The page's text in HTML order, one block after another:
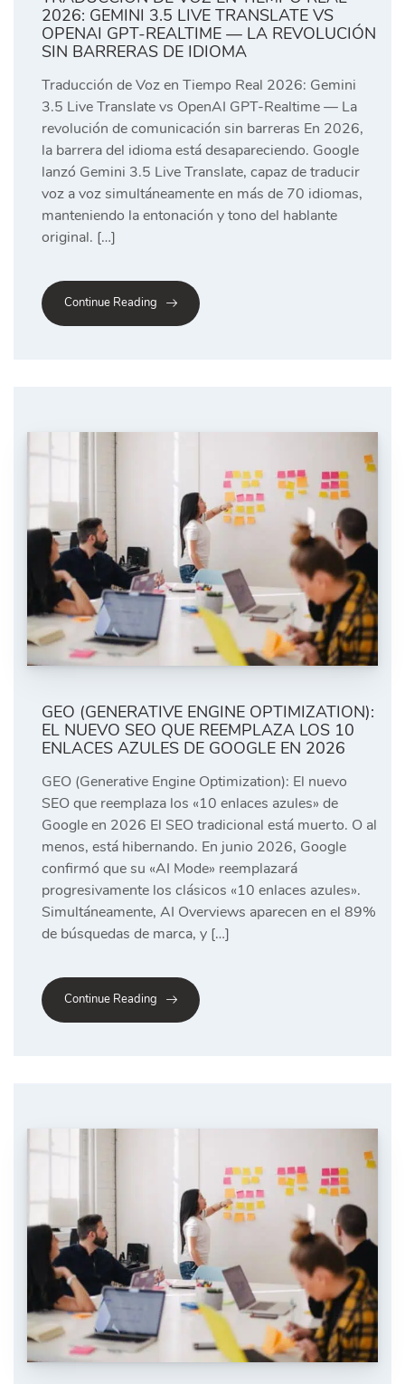
2026: GEMINI 3.5 LIVE TRANSLATE VS
OPENAI GPT-REALTIME — LA REVOLUCIÓN
SIN BARRERAS DE IDIOMA
Traducción de Voz en Tiempo Real 2026: Gemini
3.5 Live Translate vs OpenAI GPT-Realtime — La
revolución de comunicación sin barreras En 2026,
la barrera del idioma está desapareciendo. Google
lanzó Gemini 3.5 Live Translate, capaz de traducir
voz a voz simultáneamente en más de 70 idiomas,
manteniendo la entonación y tono del hablante
original. […]
Continue Reading
GEO (GENERATIVE ENGINE OPTIMIZATION):
EL NUEVO SEO QUE REEMPLAZA LOS 10
ENLACES AZULES DE GOOGLE EN 2026
GEO (Generative Engine Optimization): El nuevo
SEO que reemplaza los «10 enlaces azules» de
Google en 2026 El SEO tradicional está muerto. O al
menos, está hibernando. En junio 2026, Google
confirmó que su «AI Mode» reemplazará
progresivamente los clásicos «10 enlaces azules».
Simultáneamente, AI Overviews aparecen en el 89%
de búsquedas de marca, y […]
Continue Reading